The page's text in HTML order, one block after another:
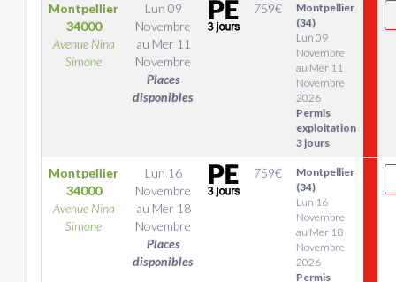
Montpellier
34000
Avenue Nina
Simone
Lun 09
Novembre
au Mer 11
Novembre
Places
disponibles
759€
Montpellier
(34)
Lun 09
Novembre
au Mer 11
Novembre
2026
Permis
exploitation
3 jours
Montpellier
34000
Avenue Nina
Simone
Lun 16
Novembre
au Mer 18
Novembre
Places
disponibles
759€
Montpellier
(34)
Lun 16
Novembre
au Mer 18
Novembre
2026
Permis